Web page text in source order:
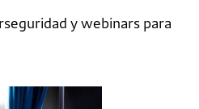
y webinars para